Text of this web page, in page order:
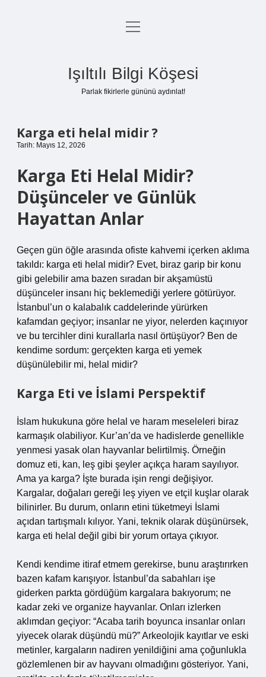
Anasayfa
Yasal Uyarı
menüyü
Işıltılı Bilgi Köşesi
Parlak fikirlerle gününü aydınlat!
Karga eti helal midir ?
Tarih: Mayıs 12, 2026
Karga Eti Helal Midir?
Düşünceler ve Günlük
Hayattan Anlar
Geçen gün öğle arasında ofiste kahvemi içerken aklıma
takıldı: karga eti helal midir? Evet, biraz garip bir konu
gibi gelebilir ama bazen sıradan bir akşamüstü
düşünceler insanı hiç beklemediği yerlere götürüyor.
İstanbul’un o kalabalık caddelerinde yürürken
kafamdan geçiyor; insanlar ne yiyor, nelerden kaçınıyor
ve bu tercihler dini kurallarla nasıl örtüşüyor? Ben de
kendime sordum: gerçekten karga eti yemek
düşünülebilir mi, helal midir?
Karga Eti ve İslami Perspektif
İslam hukukuna göre helal ve haram meseleleri biraz
karmaşık olabiliyor. Kur’an’da ve hadislerde genellikle
yenmesi yasak olan hayvanlar belirtilmiş. Örneğin
domuz eti, kan, leş gibi şeyler açıkça haram sayılıyor.
Ama ya karga? İşte burada işin rengi değişiyor.
Kargalar, doğaları gereği leş yiyen ve etçil kuşlar olarak
bilinirler. Bu durum, onların etini tüketmeyi İslami
açıdan tartışmalı kılıyor. Yani, teknik olarak düşünürsek,
karga eti helal değil gibi bir yorum ortaya çıkıyor.
Kendi kendime itiraf etmem gerekirse, bunu araştırırken
bazen kafam karışıyor. İstanbul’da sabahları işe
giderken parkta gördüğüm kargalara bakıyorum; ne
kadar zeki ve organize hayvanlar. Onları izlerken
aklımdan geçiyor: “Acaba tarih boyunca insanlar onları
yiyecek olarak düşündü mü?” Arkeolojik kayıtlar ve eski
metinler, kargaların nadiren yenildiğini ama çoğunlukla
gözlemlenen bir av hayvanı olmadığını gösteriyor. Yani,